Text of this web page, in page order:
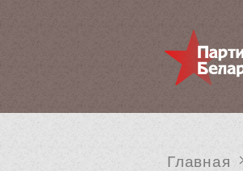
Главная